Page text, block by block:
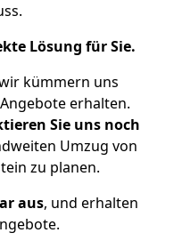
Lösung für Sie.
kümmern uns
erhalten.
Sie uns noch
Umzug von
zu planen.
aus, und erhalten